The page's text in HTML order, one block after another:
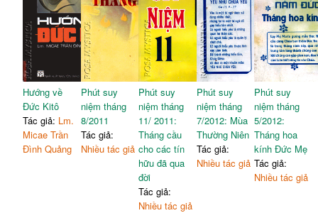
Hướng về
Đức Kitô
Tác giả: Lm.
Micae Trần
Đình Quảng
Phút suy
niệm tháng
8/2011
Tác giả:
Nhiều tác giả
Phút suy
niệm tháng
11/ 2011:
Tháng cầu
cho các tín
hữu đã qua
đời
Tác giả:
Nhiều tác giả
Phút suy
niệm tháng
7/2012: Mùa
Thường Niên
Tác giả:
Nhiều tác giả
Phút suy
niệm tháng
5/2012:
Tháng hoa
kính Đức Mẹ
Tác giả:
Nhiều tác giả